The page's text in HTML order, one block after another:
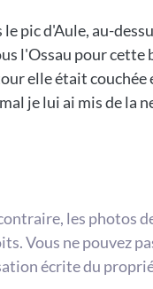
pic d'Aule, au-
l'Ossau pour cette
elle était couchée
je lui ai mis de la
les photos
Vous ne pouvez
écrite du